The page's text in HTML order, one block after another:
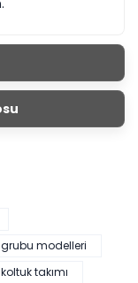
modelleri
takımı